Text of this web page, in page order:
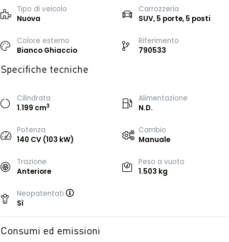
Tipo di veicolo
Nuova
Carrozzeria
SUV, 5 porte, 5 posti
Colore esterno
Bianco Ghiaccio
Riferimento
790533
Specifiche tecniche
Cilindrata
1.199 cm3
Alimentazione
N.D.
Potenza
140 CV (103 kW)
Cambio
Manuale
Trazione
Anteriore
Peso a vuoto
1.503 kg
Neopatentati
Sì
Consumi ed emissioni